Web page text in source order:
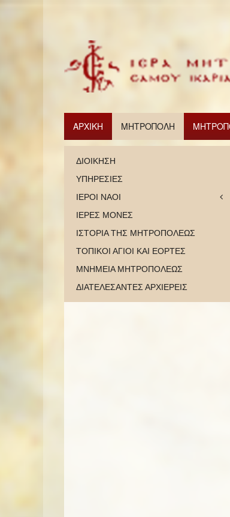
ΑΡΧΙΚΗ ΜΗΤΡΟΠΟΛΗ
ΔΙΟΙΚΗΣΗ
ΥΠΗΡΕΣΙΕΣ
ΙΕΡΟΙ ΝΑΟΙ
ΙΕΡΕΣ ΜΟΝΕΣ
ΙΣΤΟΡΙΑ ΤΗΣ ΜΗΤΡΟΠΟΛΕΩΣ
ΤΟΠΙΚΟΙ ΑΓΙΟΙ ΚΑΙ ΕΟΡΤΕΣ
ΜΝΗΜΕΙΑ ΜΗΤΡΟΠΟΛΕΩΣ
ΔΙΑΤΕΛΕΣΑΝΤΕΣ ΑΡΧΙΕΡΕΙΣ